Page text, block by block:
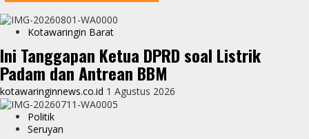
Kotawaringin Barat
Ini Tanggapan Ketua DPRD soal Listrik
Padam dan Antrean BBM
kotawaringinnews.co.id 1 Agustus 2026
Politik
Seruyan